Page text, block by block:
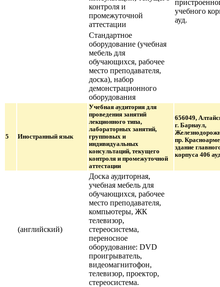
контроля и
промежуточной
аттестации
учебного
ауд.
Стандартное
оборудование (учебная
мебель для
обучающихся, рабочее
место преподавателя,
доска), набор
демонстрационного
оборудования
5 Иностранный язык
Учебная аудитория для
проведения занятий
лекционного типа,
лабораторных занятий,
групповых и
индивидуальных
консультаций, текущего
контроля и промежуточной
аттестации
656049,
г. Барнаул,
пр.
здание
корпуса 406
(английский)
Доска аудиторная,
учебная мебель для
обучающихся, рабочее
место преподавателя,
компьютеры, ЖК
телевизор,
стереосистема,
переносное
оборудование: DVD
проигрыватель,
видеомагнитофон,
телевизор, проектор,
стереосистема.